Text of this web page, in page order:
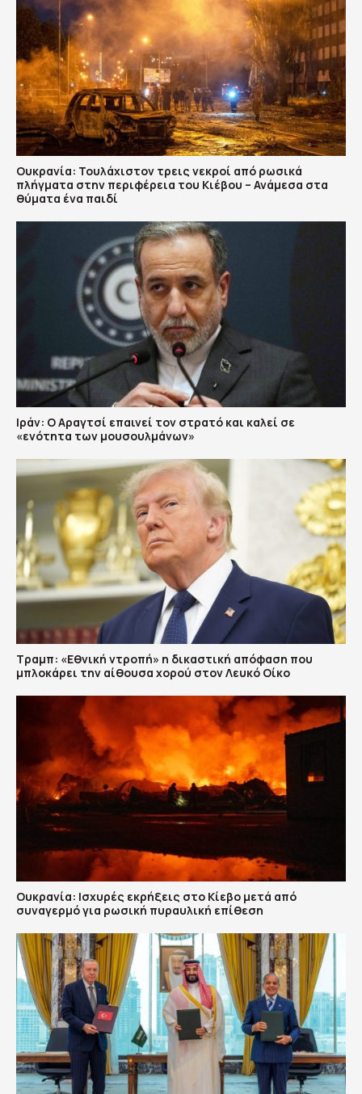
Ουκρανία: Τουλάχιστον τρεις νεκροί από ρωσικά
πλήγματα στην περιφέρεια του Κιέβου – Ανάμεσα στα
θύματα ένα παιδί
Ιράν: Ο Αραγτσί επαινεί τον στρατό και καλεί σε
«ενότητα των μουσουλμάνων»
Τραμπ: «Εθνική ντροπή» η δικαστική απόφαση που
μπλοκάρει την αίθουσα χορού στον Λευκό Οίκο
Ουκρανία: Ισχυρές εκρήξεις στο Κίεβο μετά από
συναγερμό για ρωσική πυραυλική επίθεση